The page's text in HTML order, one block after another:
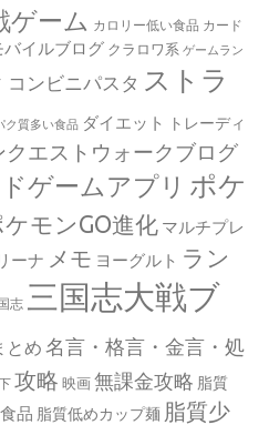
ゲーム カロリー低い食品 カード
バイルブログ クラロワ系 ゲームラン
コンビニパスタ ストラ
ク質多い食品 ダイエット
トレーディ
クエストウォークブログ
ゲームアプリ ポケ
ケモンGO進化 マルチプレ
ーナ メモ ヨーグルト ラン
志 三国志大戦ブ
とめ 名言・格言・金言・処
攻略 映画 無課金攻略 脂質
品 脂質低めカップ麺 脂質少